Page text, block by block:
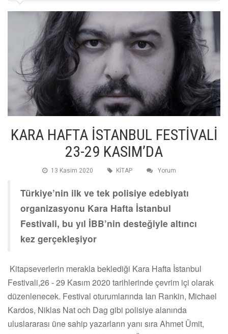
KARA HAFTA İSTANBUL FESTİVALİ
23-29 KASIM’DA
13 Kasim 2020 KİTAP Yorum
Türkiye’nin ilk ve tek polisiye edebiyatı
organizasyonu Kara Hafta İstanbul
Festivali, bu yıl İBB’nin desteğiyle altıncı
kez gerçekleşiyor
Kitapseverlerin merakla beklediği Kara Hafta İstanbul
Festivali,26 - 29 Kasım 2020 tarihlerinde çevrim içi olarak
düzenlenecek. Festival oturumlarında Ian Rankin, Michael
Kardos, Niklas Nat och Dag gibi polisiye alanında
uluslararası üne sahip yazarların yanı sıra Ahmet Ümit,